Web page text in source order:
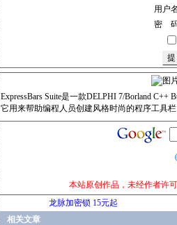
用户
密 码
ExpressBars Suite是一款DELPHI 7/Borland C++
它用来帮助编程人员创建风格时尚的程序工具栏
本站原创作品，未经作者许
龙脉加密锁 15元起
相关文章